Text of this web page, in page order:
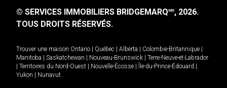
© SERVICES IMMOBILIERS BRIDGEMARQMD, 2026.
TOUS DROITS RÉSERVÉS.
Trouver une maison Ontario Québec Alberta Colombie-Britannique
Manitoba
Saskatchewan Nouveau-Brunswick
Terre-Neuve-et-Labrador
Territoires du Nord-Ouest Nouvelle-Écosse Île-du-Prince-Édouard
Yukon
Nunavut.